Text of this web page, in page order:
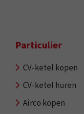
Particulier
CV-ketel kopen
CV-ketel huren
Airco kopen